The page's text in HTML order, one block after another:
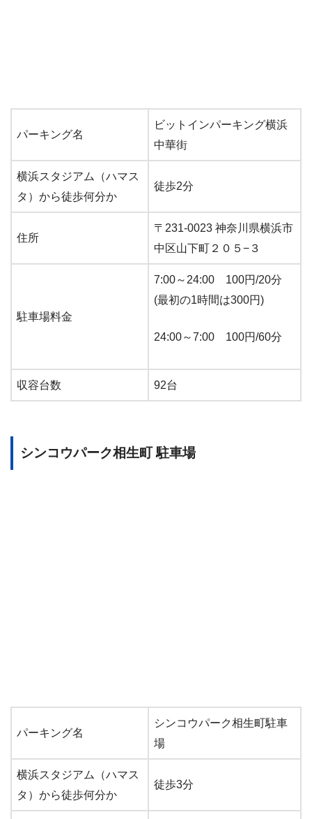
パーキング名
ビットインパーキング横浜
中華街
横浜スタジアム（ハマス
タ）から徒歩何分か
徒歩2分
住所
〒231-0023 神奈川県横浜市
中区山下町２０５−３
駐車場料金
7:00～24:00 100円/20分
(最初の1時間は300円)
24:00～7:00 100円/60分
収容台数 92台
シンコウパーク相生町 駐車場
パーキング名
シンコウパーク相生町駐車
場
横浜スタジアム（ハマス
タ）から徒歩何分か
徒歩3分